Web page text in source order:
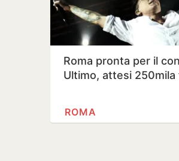
Roma pronta per il
Ultimo, attesi 250mila
ROMA